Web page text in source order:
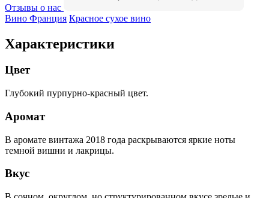
Отзывы о нас
Вино Франция Красное сухое вино
Характеристики
Цвет
Глубокий пурпурно-красный цвет.
Аромат
В аромате винтажа 2018 года раскрываются яркие ноты
темной вишни и лакрицы.
Вкус